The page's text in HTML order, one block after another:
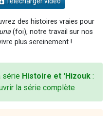
des histoires vraies pour
(foi), notre travail sur nos
plus sereinement !
série Histoire et 'Hizouk :
la série complète